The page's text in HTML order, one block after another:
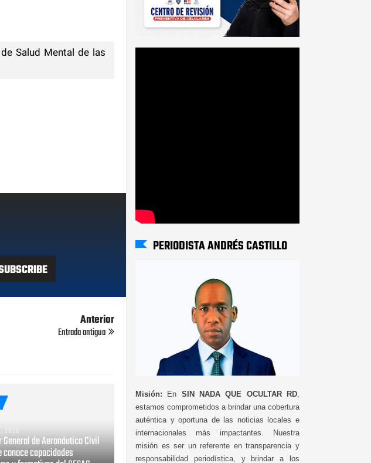
Salud Mental de las
Anterior
Entrada antigua
2026
de Aeronáutica Civil
conoce capacidades
PERIODISTA ANDRÉS CASTILLO
Misión: En SIN NADA QUE OCULTAR RD
estamos comprometidos a brindar una cobertura
auténtica y oportuna de las noticias locales e
internacionales más impactantes. Nuestra
misión es ser un referente en transparencia y
responsabilidad periodística, y brindar a los